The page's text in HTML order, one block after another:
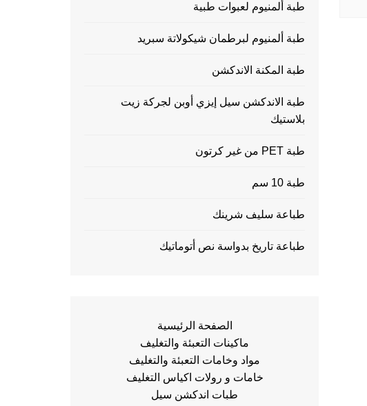
طبة ألمنيوم لعبوات طبية
طبة ألمنيوم لبرطمان شيكولاتة سبريد
طبة المكنة الاندكشن
طبة الاندكشن سيل إيزي أوبن لجركة زيت
بلاستيك
طبة PET من غير كرتون
طبة 10 سم
طباعة سليف شرينك
طباعة تاريخ بدواسة نص أتوماتيك
الصفحة الرئيسية
ماكينات التعبئة والتغليف
مواد وخامات التعبئة والتغليف
خامات و رولات اكياس التغليف
طبات اندكشن سيل